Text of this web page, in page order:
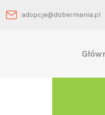
adopcje@dobermania.pl